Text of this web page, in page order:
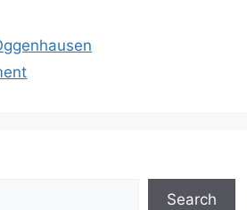
Search